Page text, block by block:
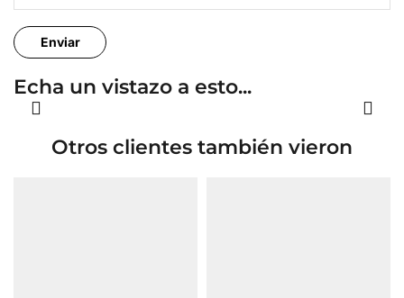
Echa un vistazo a esto...
Otros clientes también vieron